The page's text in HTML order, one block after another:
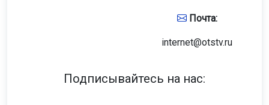
Почта:
internet@otstv.ru
Подписывайтесь на нас: